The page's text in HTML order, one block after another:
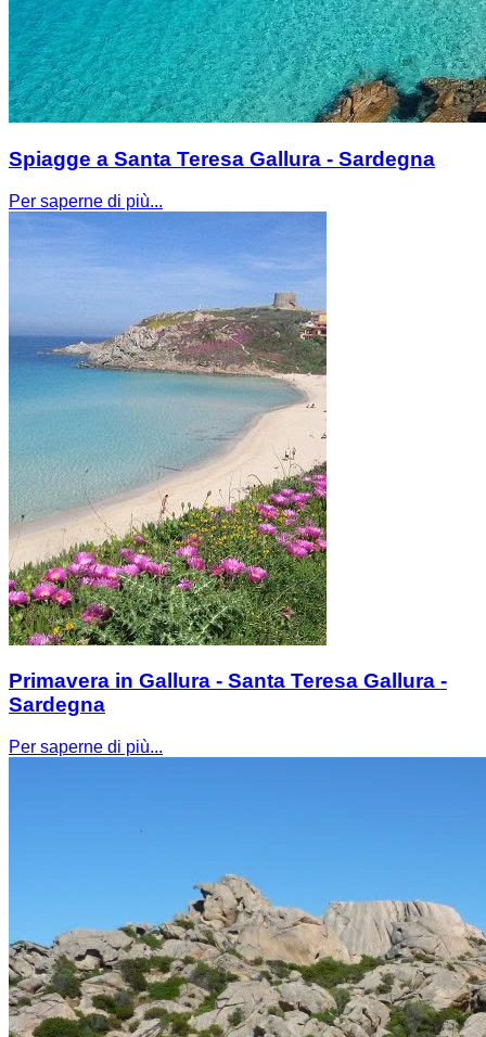
Spiagge a Santa Teresa Gallura - Sardegna
Per saperne di più...
Primavera in Gallura - Santa Teresa Gallura -
Sardegna
Per saperne di più...